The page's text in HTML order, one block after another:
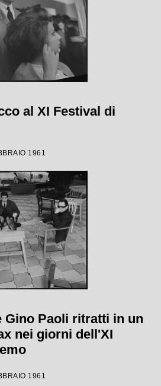
al XI Festival di
1961
Gino Paoli ritratti in un
nei giorni dell'XI
1961